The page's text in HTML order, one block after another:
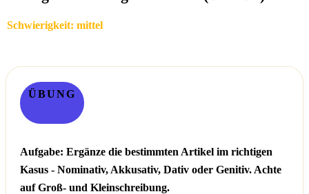
Schwierigkeit: mittel
ÜBUNG
Aufgabe: Ergänze die bestimmten Artikel im richtigen
Kasus - Nominativ, Akkusativ, Dativ oder Genitiv. Achte
auf Groß- und Kleinschreibung.